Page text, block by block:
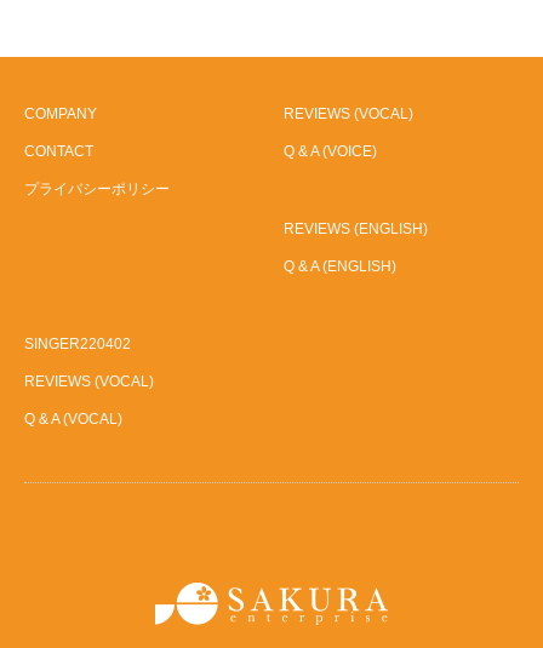
COMPANY
CONTACT
プライバシーポリシー
REVIEWS (VOCAL)
Q & A (VOICE)
REVIEWS (ENGLISH)
Q & A (ENGLISH)
SINGER220402
REVIEWS (VOCAL)
Q & A (VOCAL)